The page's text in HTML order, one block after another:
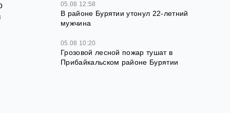
05.08 12:58
В районе Бурятии утонул 22-летний
мужчина
05.08 10:20
Грозовой лесной пожар тушат в
Прибайкальском районе Бурятии